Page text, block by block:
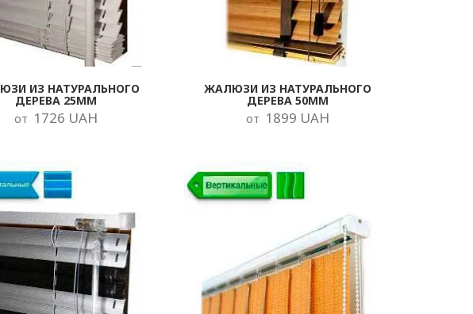
ИЗ НАТУРАЛЬНОГО
ДЕРЕВА 25ММ
от 1726 UAH
ЖАЛЮЗИ ИЗ НАТУРАЛЬНОГО
ДЕРЕВА 50ММ
от 1899 UAH